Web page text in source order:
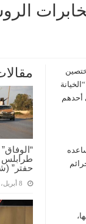
طرابلس
حفتر”
8 أبريل، 2019
أحدهم